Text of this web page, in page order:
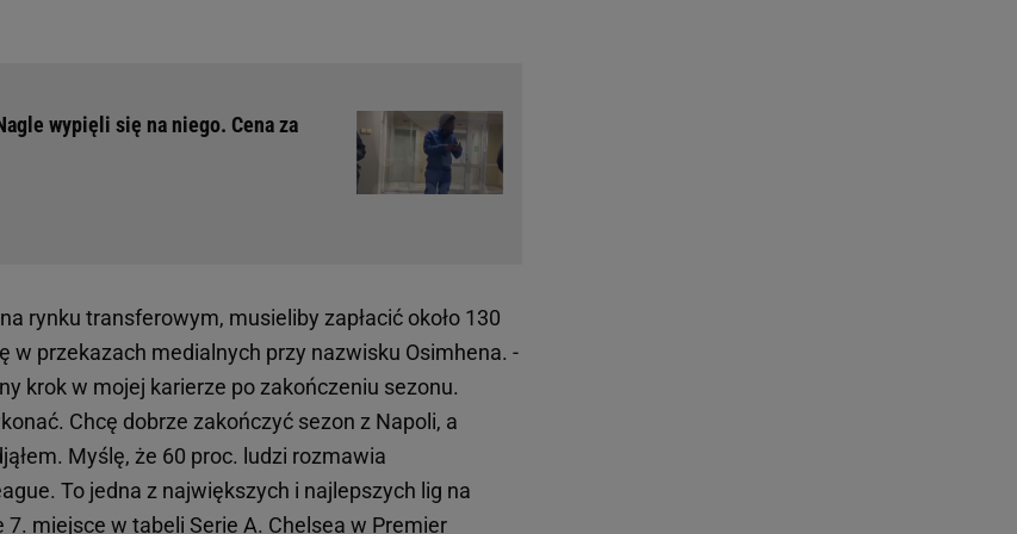
wypięli się na niego. Cena za
rynku transferowym, musieliby zapłacić około 130
w przekazach medialnych przy nazwisku Osimhena. -
krok w mojej karierze po zakończeniu sezonu.
Chcę dobrze zakończyć sezon z Napoli, a
Myślę, że 60 proc. ludzi rozmawia
To jedna z największych i najlepszych lig na
7. miejsce w tabeli Serie A. Chelsea w Premier